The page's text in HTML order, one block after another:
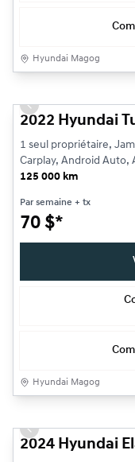
Hyundai Magog
Previous slide
2022 Hyundai
1 seul propriétaire,
Carplay, Android Auto,
125 000 km
Par semaine + tx
70 $*
Hyundai Magog
Previous slide
2024 Hyundai